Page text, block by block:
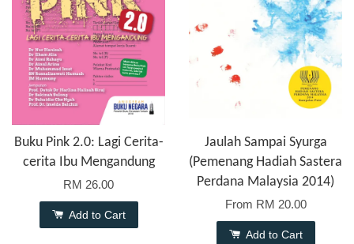
Buku Pink 2.0: Lagi Cerita-
cerita Ibu Mengandung
RM 26.00
Add to Cart
Jaulah Sampai Syurga
(Pemenang Hadiah Sastera
Perdana Malaysia 2014)
From RM 20.00
Add to Cart